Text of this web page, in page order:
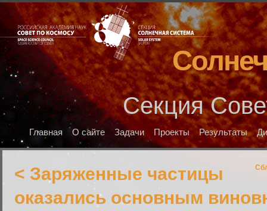
Секция
Главная О сайте Задачи Проекты Результаты
< Заряженные частицы
оказались основным